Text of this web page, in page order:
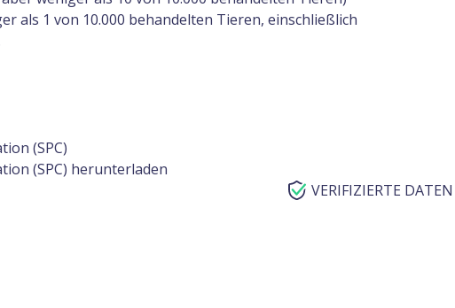
als 1 von 10.000 behandelten Tieren, einschließlich
(SPC)
(SPC) herunterladen
VERIFIZIERTE DATEN